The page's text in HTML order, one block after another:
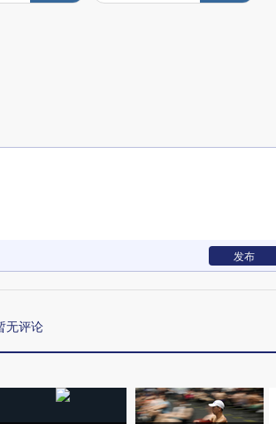
发布
无评论